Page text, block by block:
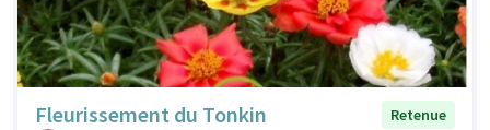
Fleurissement du Tonkin
Retenue